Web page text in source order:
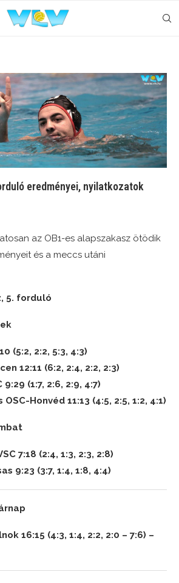
eredményei, nyilatkozatok
az OB1-es alapszakasz ötödik
és a meccs utáni
5. forduló
(5:2, 2:2, 5:3, 4:3)
12:11 (6:2, 2:4, 2:2, 2:3)
(1:7, 2:6, 2:9, 4:7)
Honvéd 11:13 (4:5, 2:5, 1:2, 4:1)
7:18 (2:4, 1:3, 2:3, 2:8)
9:23 (3:7, 1:4, 1:8, 4:4)
16:15 (4:3, 1:4, 2:2, 2:0 – 7:6) –